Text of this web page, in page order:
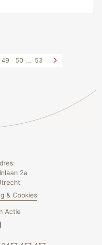
49 50 ... 53
2a
& Cookies
Actie